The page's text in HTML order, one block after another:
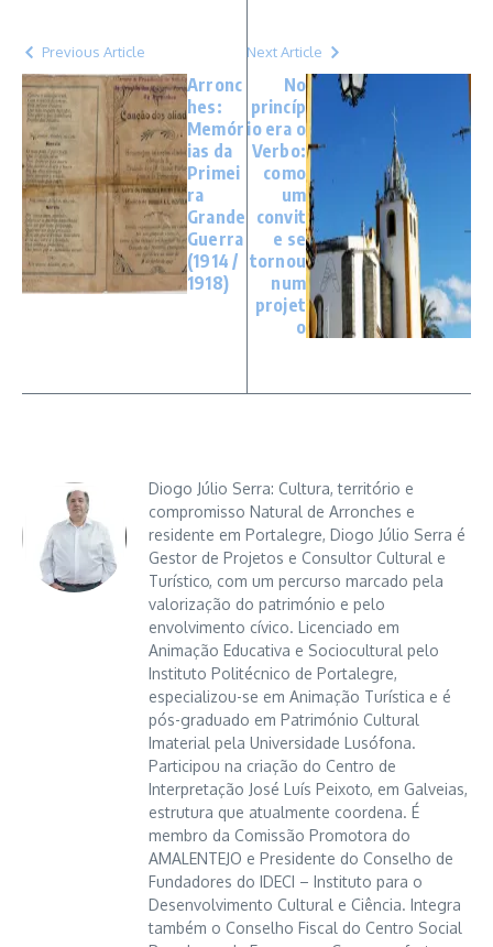
Previous Article
Arronc
hes:
Memór
ias da
Primei
ra
Grande
Guerra
(1914 /
1918)
Next Article
No
princíp
io era o
Verbo:
como
um
convit
e se
tornou
num
projet
o
Diogo Júlio Serra: Cultura, território e
compromisso Natural de Arronches e
residente em Portalegre, Diogo Júlio Serra é
Gestor de Projetos e Consultor Cultural e
Turístico, com um percurso marcado pela
valorização do património e pelo
envolvimento cívico. Licenciado em
Animação Educativa e Sociocultural pelo
Instituto Politécnico de Portalegre,
especializou-se em Animação Turística e é
pós-graduado em Património Cultural
Imaterial pela Universidade Lusófona.
Participou na criação do Centro de
Interpretação José Luís Peixoto, em Galveias,
estrutura que atualmente coordena. É
membro da Comissão Promotora do
AMALENTEJO e Presidente do Conselho de
Fundadores do IDECI – Instituto para o
Desenvolvimento Cultural e Ciência. Integra
também o Conselho Fiscal do Centro Social